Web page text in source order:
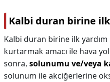
Kalbi duran birine ilk
Kalbi duran birine ilk yardım
kurtarmak amacı ile hava
sonra, solunumu ve/veya
solunum ile akciğerlerine